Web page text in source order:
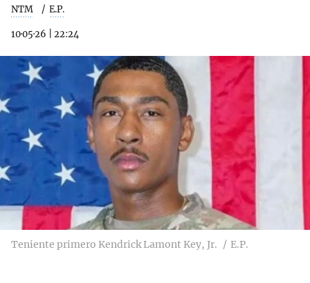
NTM E.P.
10·05·26 22:24
Teniente primero Kendrick Lamont Key, Jr. E.P.